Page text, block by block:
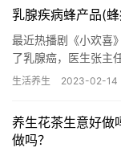
乳腺疾病蜂产品(
最近热播剧《小欢喜
了乳腺癌，医生张主
吃含有激素的东西，
生活养生 2023-02-14
养生花茶生意好做
做吗？